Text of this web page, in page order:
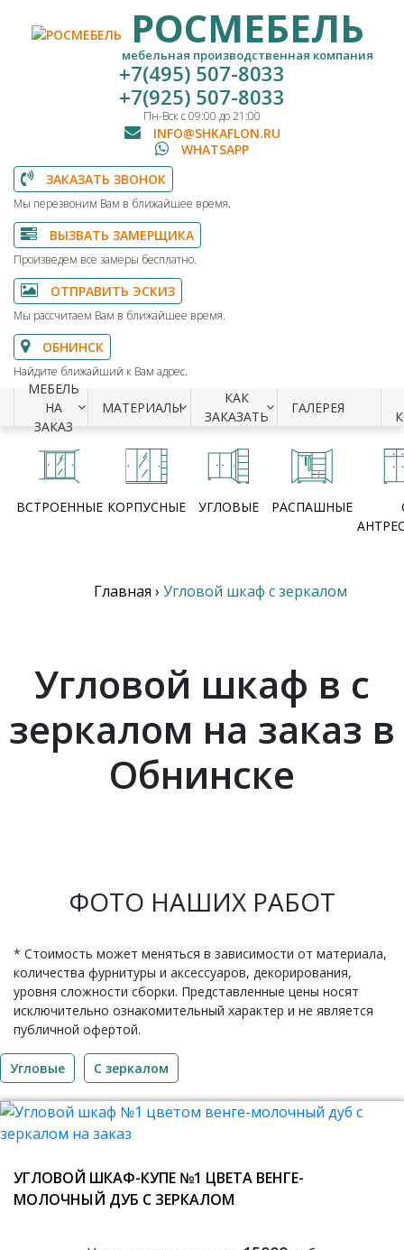
РОСМЕБЕЛЬ
мебельная производственная компания
+7(495) 507-8033
+7(925) 507-8033
Пн-Вск с 09:00 до 21:00
INFO@SHKAFLON.RU
WHATSAPP
ЗАКАЗАТЬ ЗВОНОК
Мы перезвоним Вам в ближайшее время.
ВЫЗВАТЬ ЗАМЕРЩИКА
Произведем все замеры бесплатно.
ОТПРАВИТЬ ЭСКИЗ
Мы рассчитаем Вам в ближайшее время.
ОБНИНСК
Найдите ближайший к Вам адрес.
МЕБЕЛЬ
НА
ЗАКАЗ
МАТЕРИАЛЫ
КАК
ЗАКАЗАТЬ
ГАЛЕРЕЯ
ВСТРОЕННЫЕ КОРПУСНЫЕ УГЛОВЫЕ РАСПАШНЫЕ
Главная › Угловой шкаф с зеркалом
Угловой шкаф в с
зеркалом на заказ в
Обнинске
ФОТО НАШИХ РАБОТ
* Стоимость может меняться в зависимости от материала,
количества фурнитуры и аксессуаров, декорирования,
уровня сложности сборки. Представленные цены носят
исключительно ознакомительный характер и не является
публичной офертой.
Угловые C зеркалом
УГЛОВОЙ ШКАФ-КУПЕ №1 ЦВЕТА ВЕНГЕ-
МОЛОЧНЫЙ ДУБ С ЗЕРКАЛОМ